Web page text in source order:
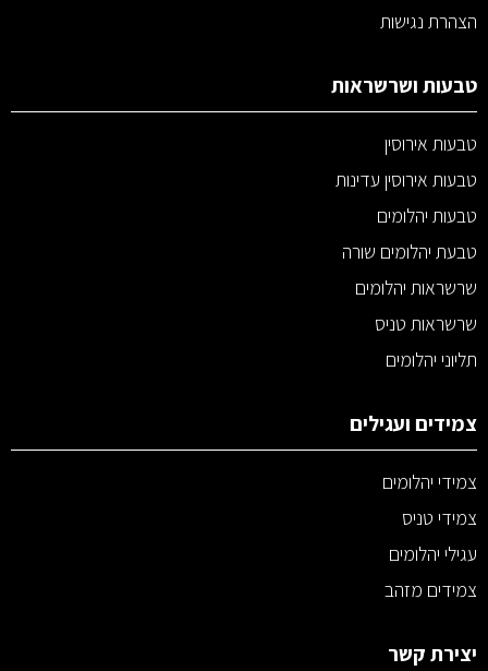
הצהרת נגישות
טבעות ושרשראות
טבעות אירוסין
טבעות אירוסין עדינות
טבעות יהלומים
טבעת יהלומים שורה
שרשראות יהלומים
שרשראות טניס
תליוני יהלומים
צמידים ועגילים
צמידי יהלומים
צמידי טניס
עגילי יהלומים
צמידים מזהב
יצירת קשר